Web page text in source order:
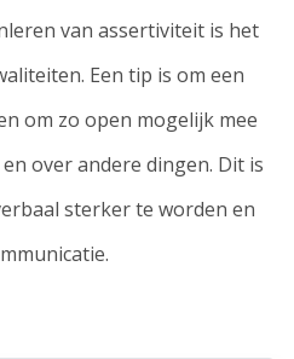
van assertiviteit is het
Een tip is om een
om zo open mogelijk mee
over andere dingen. Dit is
sterker te worden en